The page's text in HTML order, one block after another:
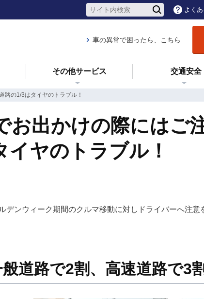
よく
車の異常で困ったら、こちら
その他サービス 交通安全
の1/3はタイヤのトラブル！
お出かけの際には
ヤのトラブル！
ンウィーク期間のクルマ移動に対しドライバーへ注
道路で2割、高速道路で3